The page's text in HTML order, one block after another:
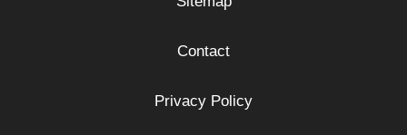
Contact
Privacy Policy